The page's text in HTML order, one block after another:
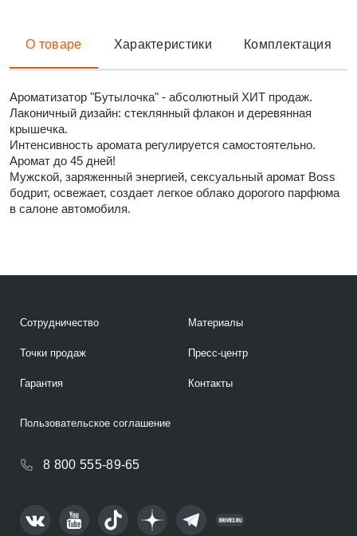
О товаре Характеристики Комплектация
Ароматизатор "Бутылочка" - абсолютный ХИТ продаж.
Лаконичный дизайн: стеклянный флакон и деревянная
крышечка.
Интенсивность аромата регулируется самостоятельно.
Аромат до 45 дней!
Мужской, заряженный энергией, сексуальный аромат Boss
бодрит, освежает, создает легкое облако дорогого парфюма
в салоне автомобиля.
Сотрудничество
Точки продаж
Гарантия
Материалы
Пресс-центр
Контакты
8 800 555-89-65
Пользовательское соглашение